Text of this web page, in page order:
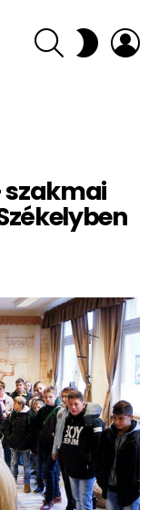
SEARCH SWITCH
SKIN